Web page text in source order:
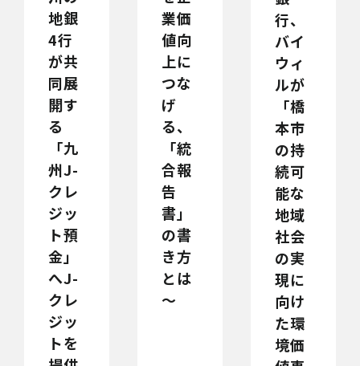
地銀
4行
が共
同展
開す
る
「九
州J-
クレ
ジッ
ト預
金」
へJ-
クレ
ジッ
トを
業価
値向
上に
つな
げ
る、
「統
合報
告
書」
の書
き方
とは
～
行、
バイ
ウィ
ルが
「橋
本市
の持
続可
能な
地域
社会
の実
現に
向け
た環
境価